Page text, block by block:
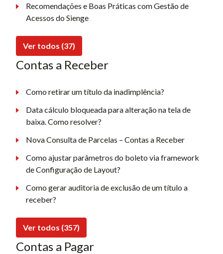
Recomendações e Boas Práticas com Gestão de
Acessos do Sienge
Ver todos (37)
Contas a Receber
Como retirar um título da inadimplência?
Data cálculo bloqueada para alteração na tela de
baixa. Como resolver?
Nova Consulta de Parcelas – Contas a Receber
Como ajustar parâmetros do boleto via framework
de Configuração de Layout?
Como gerar auditoria de exclusão de um título a
receber?
Ver todos (357)
Contas a Pagar